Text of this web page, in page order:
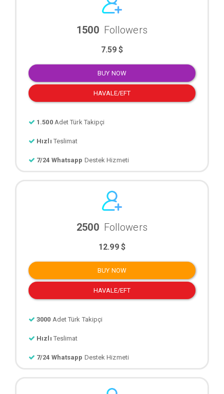
1500 Followers
7.59 $
BUY NOW
HAVALE/EFT
1.500 Adet Türk Takipçi
Hızlı Teslimat
7/24 Whatsapp Destek Hizmeti
2500 Followers
12.99 $
BUY NOW
HAVALE/EFT
3000 Adet Türk Takipçi
Hızlı Teslimat
7/24 Whatsapp Destek Hizmeti